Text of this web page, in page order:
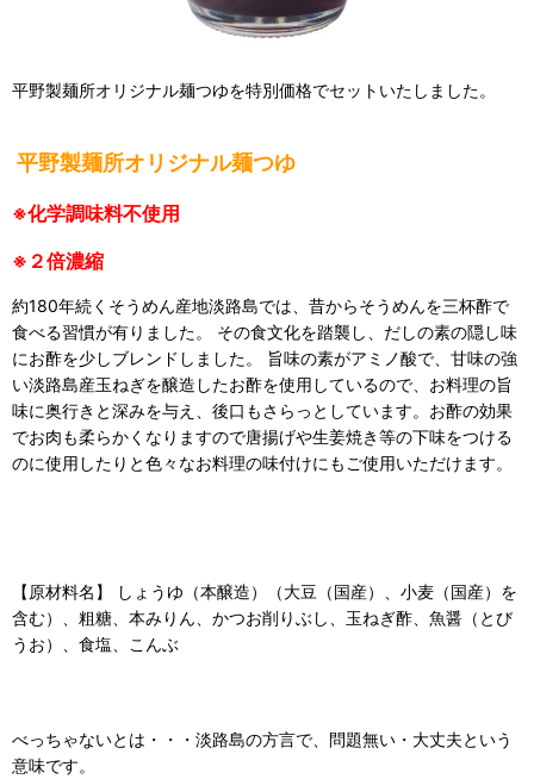
平野製麺所オリジナル麺つゆを特別価格でセットいたしました。
平野製麺所オリジナル麺つゆ
※化学調味料不使用
※２倍濃縮
約180年続くそうめん産地淡路島では、昔からそうめんを三杯酢で
食べる習慣が有りました。 その食文化を踏襲し、だしの素の隠し味
にお酢を少しブレンドしました。 旨味の素がアミノ酸で、甘味の強
い淡路島産玉ねぎを醸造したお酢を使用しているので、お料理の旨
味に奥行きと深みを与え、後口もさらっとしています。お酢の効果
でお肉も柔らかくなりますので唐揚げや生姜焼き等の下味をつける
のに使用したりと色々なお料理の味付けにもご使用いただけます。
【原材料名】 しょうゆ（本醸造）（大豆（国産）、小麦（国産）を
含む）、粗糖、本みりん、かつお削りぶし、玉ねぎ酢、魚醤（とび
うお）、食塩、こんぶ
べっちゃないとは・・・淡路島の方言で、問題無い・大丈夫という
意味です。